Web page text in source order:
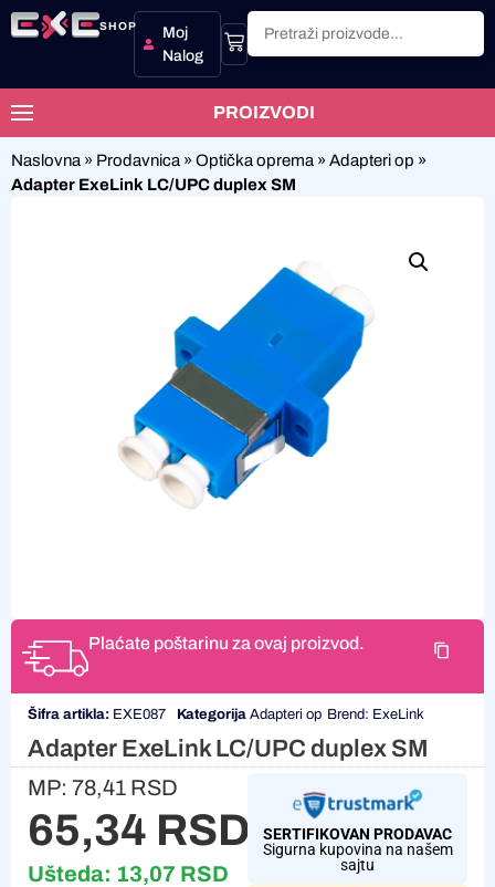
SHOP
Moj
Nalog
PROIZVODI
Naslovna » Prodavnica » Optička oprema » Adapteri op »
Adapter ExeLink LC/UPC duplex SM
Plaćate poštarinu za ovaj proizvod.
Šifra artikla: EXE087 Kategorija Adapteri op Brend: ExeLink
Adapter ExeLink LC/UPC duplex SM
MP: 78,41 RSD
65,34 RSD
Ušteda: 13,07 RSD
SERTIFIKOVAN PRODAVAC
Sigurna kupovina na našem
sajtu